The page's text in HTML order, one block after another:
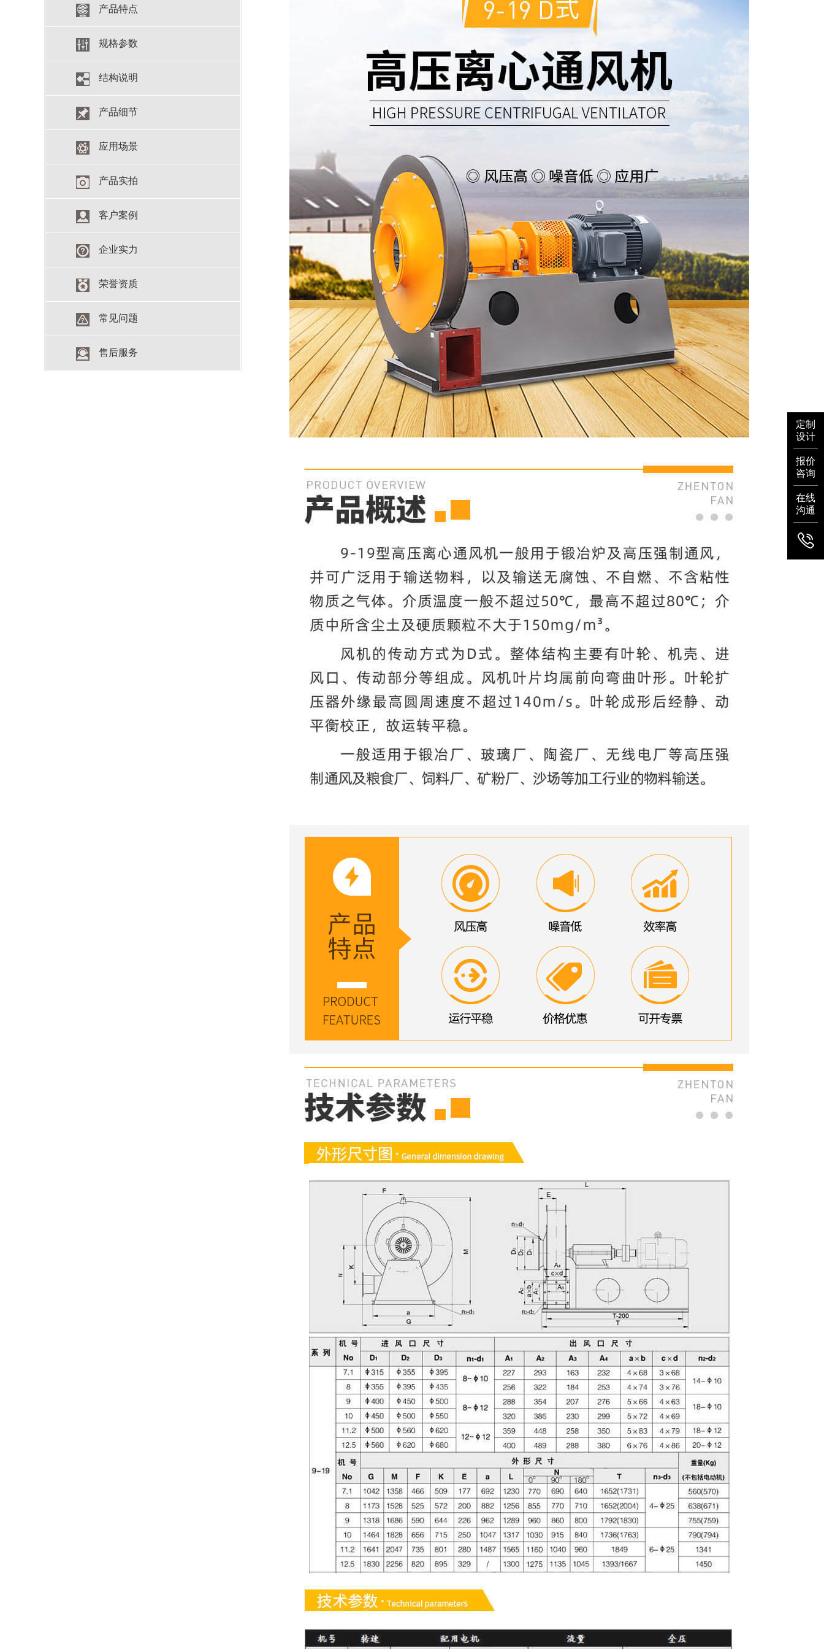
产品特点
规格参数
结构说明
产品细节
应用场景
产品实拍
客户案例
企业实力
荣誉资质
常见问题
售后服务
定制
设计
报价
咨询
在线
沟通